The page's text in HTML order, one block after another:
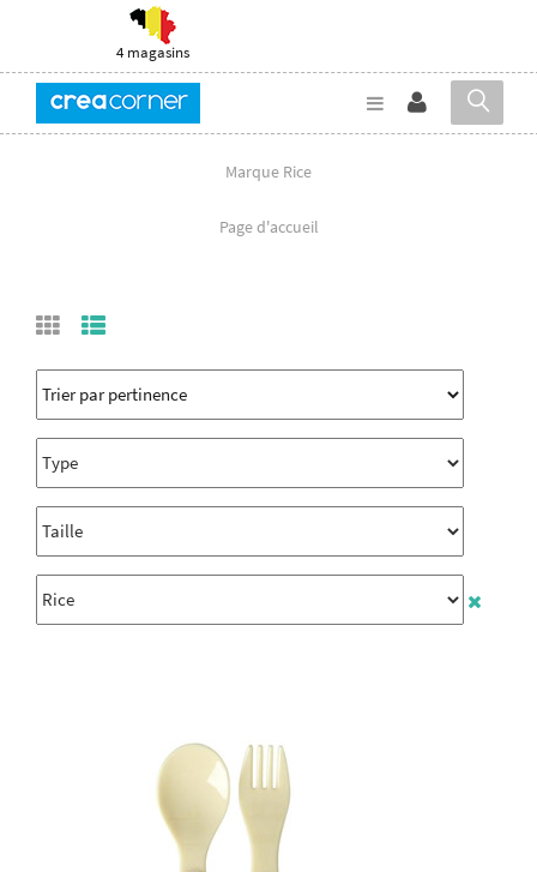
4 magasins
Marque Rice
Page d'accueil